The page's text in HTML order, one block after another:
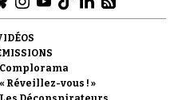
Complorama
« Réveillez-vous ! »